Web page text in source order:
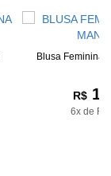
Blusa Feminina
R$
6x de